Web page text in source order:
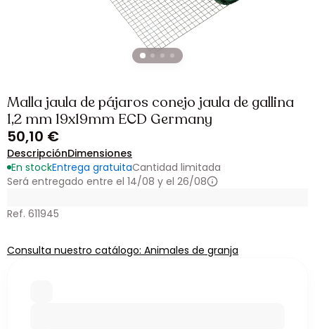
Malla jaula de pájaros conejo jaula de gallina
1,2 mm 19x19mm ECD Germany
50,10 €
DescripciónDimensiones
En stockEntrega gratuitaCantidad limitada
Será entregado entre el 14/08 y el 26/08
Ref. 611945
Consulta nuestro catálogo: Animales de granja